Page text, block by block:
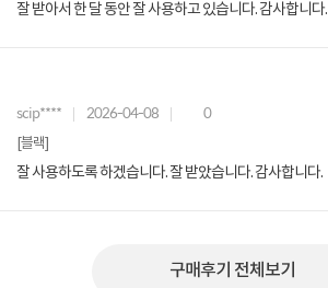
잘 받아서 한 달 동안 잘 사용하고 있습니다. 감사합니다.
scip**** 2026-04-08 0
[블랙]
잘 사용하도록 하겠습니다. 잘 받았습니다. 감사합니다.
구매후기 전체보기